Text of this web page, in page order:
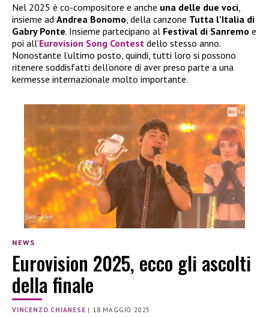
Nel 2025 è co-compositore e anche una delle due voci
insieme ad Andrea Bonomo , della canzone Tutta l’Italia di
Gabry Ponte. Insieme partecipano al Festival di Sanremo e
poi all’Eurovision Song Contest dello stesso anno.
Nonostante l’ultimo posto, quindi, tutti loro si possono
ritenere soddisfatti dell’onore di aver preso parte a una
kermesse internazionale molto importante.
NEWS
Eurovision 2025, ecco gli ascolti
della finale
VINCENZO CHIANESE | 18 MAGGIO 2025